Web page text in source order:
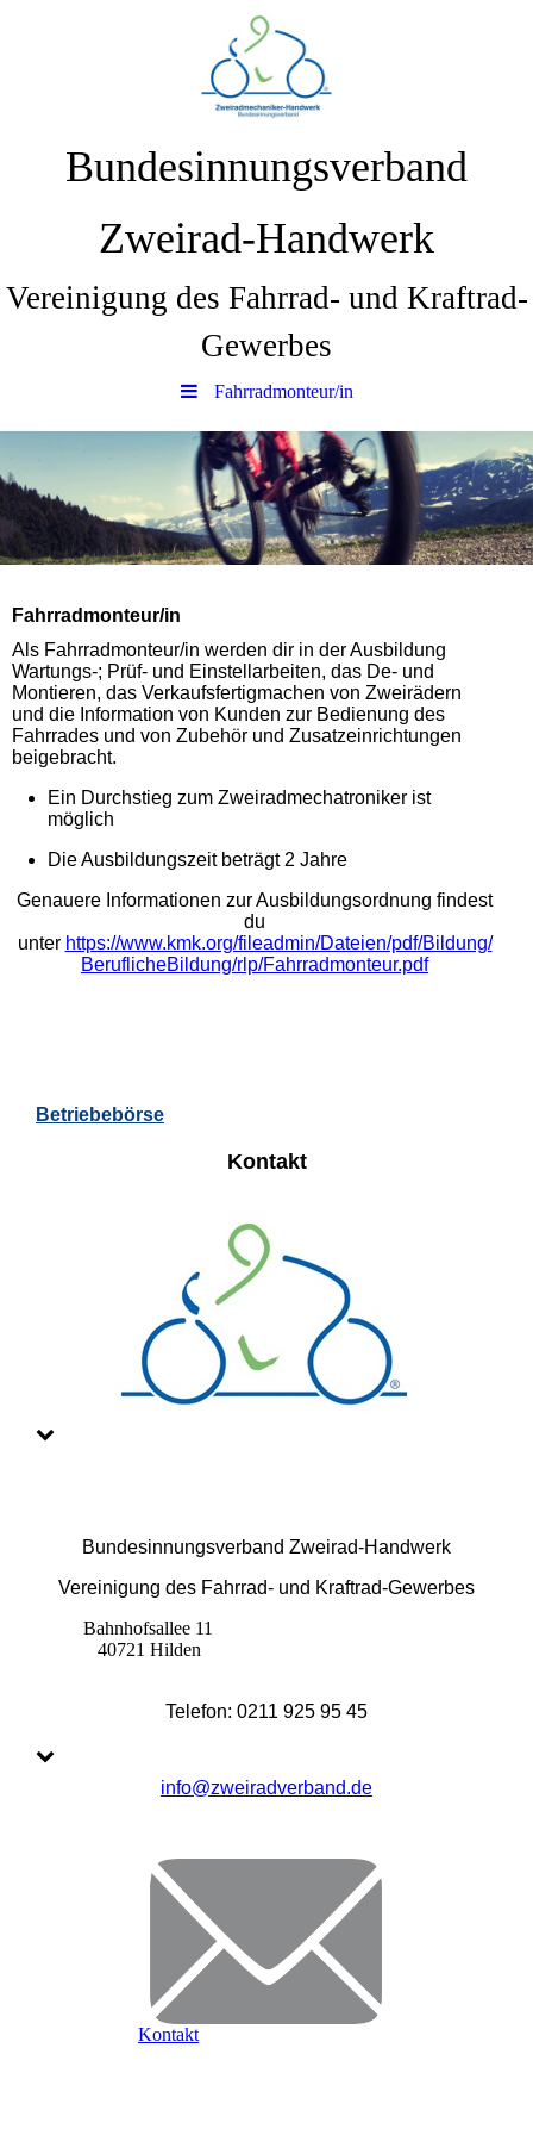
Bundesinnungsverband
Zweirad-Handwerk
Vereinigung des Fahrrad- und Kraftrad-
Gewerbes
Fahrradmonteur/in
Fahrradmonteur/in
Als Fahrradmonteur/in werden dir in der Ausbildung
Wartungs-; Prüf- und Einstellarbeiten, das De- und
Montieren, das Verkaufsfertigmachen von Zweirädern
und die Information von Kunden zur Bedienung des
Fahrrades und von Zubehör und Zusatzeinrichtungen
beigebracht.
Ein Durchstieg zum Zweiradmechatroniker ist
möglich
Die Ausbildungszeit beträgt 2 Jahre
Genauere Informationen zur Ausbildungsordnung findest
du
unter https://www.kmk.org/fileadmin/Dateien/pdf/Bildung/
BeruflicheBildung/rlp/Fahrradmonteur.pdf
Betriebebörse
Kontakt
Bundesinnungsverband Zweirad-Handwerk
Vereinigung des Fahrrad- und Kraftrad-Gewerbes
Bahnhofsallee 11
40721 Hilden
Telefon: 0211 925 95 45
info@zweiradverband.de
Kontakt